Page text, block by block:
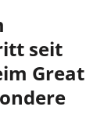
seit
Great